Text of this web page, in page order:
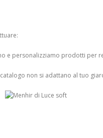
e personalizziamo prodotti per
non si adattano al tuo